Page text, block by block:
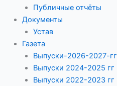
Публичные отчёты
Документы
Устав
Газета
Выпуски-2026-2027-гг
Выпуски 2024-2025 гг
Выпуски 2022-2023 гг